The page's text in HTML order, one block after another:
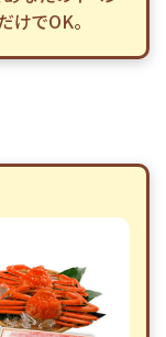
けでOK。